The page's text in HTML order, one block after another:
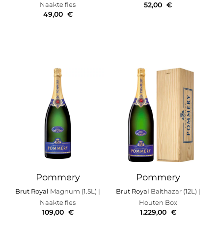
Naakte fles
49,00 €
52,00 €
Pommery
Brut Royal Magnum (1.5L) |
Naakte fles
109,00 €
Pommery
Brut Royal Balthazar (12L) |
Houten Box
1.229,00 €